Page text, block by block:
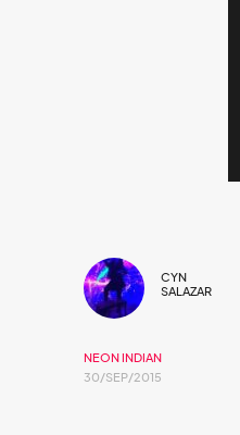
CYN
SALAZAR
NEON INDIAN
30/SEP/2015